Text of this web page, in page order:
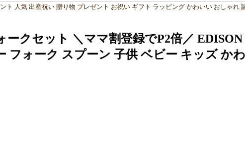
人気 出産祝い 贈り物 プレゼント お祝い ギフト ラッピング かわいい おしゃれ
クセット ＼ママ割登録でP2倍／
フォーク スプーン 子供 ベビー キッズ か